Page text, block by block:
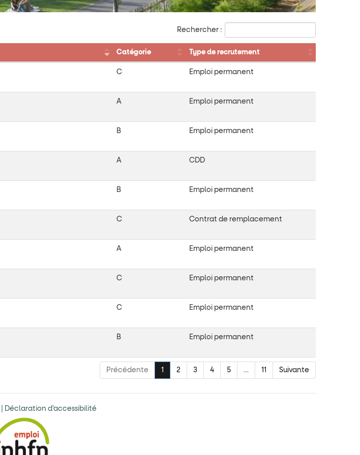
Rechercher :
Catégorie Type de recrutement
C Emploi permanent
A Emploi permanent
B Emploi permanent
A CDD
B Emploi permanent
C Contrat de remplacement
A Emploi permanent
C Emploi permanent
C Emploi permanent
B Emploi permanent
Précédente 1 2 3 4 5 … 11 Suivante
| Déclaration d'accessibilité